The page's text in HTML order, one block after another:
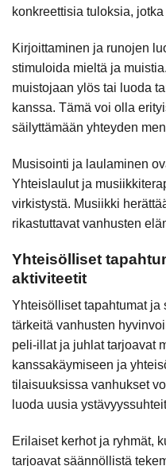
konkreettisia tuloksia,
Kirjoittaminen ja runojen
stimuloida mieltä ja
muistojaan ylös tai luoda
kanssa. Tämä voi olla
säilyttämään yhteyden
Musisointi ja laulaminen
Yhteislaulut ja
virkistystä. Musiikki
rikastuttavat vanhusten
Yhteisölliset
aktiviteetit
Yhteisölliset tapahtumat
tärkeitä vanhusten
peli-illat ja juhlat tarjoavat
kanssakäymiseen ja
tilaisuuksissa vanhukset
luoda uusia
Erilaiset kerhot ja ryhmät,
tarjoavat säännöllistä